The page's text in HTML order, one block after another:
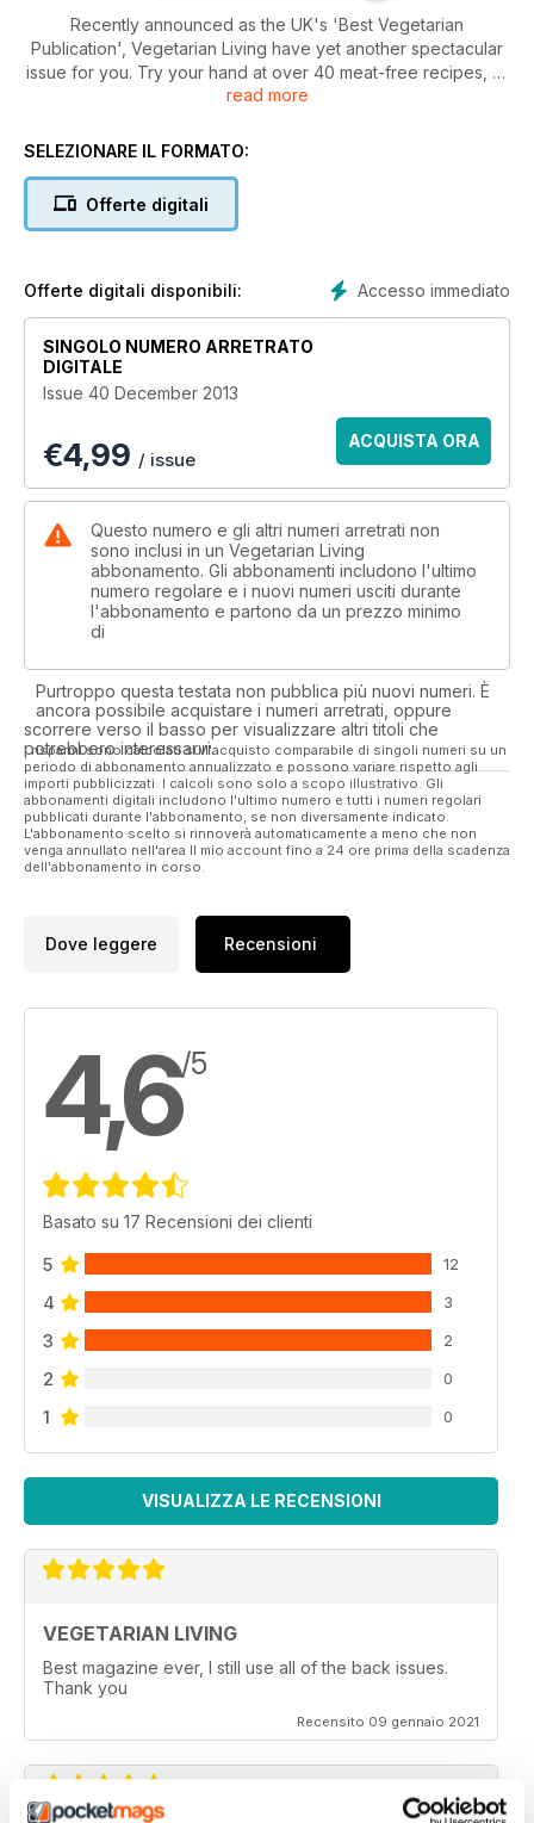
Recently announced as the UK's 'Best Vegetarian
Publication', Vegetarian Living have yet another spectacular
issue for you. Try your hand at over 40 meat-free recipes, or
take a break from the kitchen and enjoy our exclusive
Ballymaloe Cookery School. Darina's daughter-in-law Rachel
reveals how she rediscovered the Greek cuisine of her
childhood. If that wasn't enough, fans of BBC's Saturday
read more
SELEZIONARE IL FORMATO:
Offerte digitali
Accesso immediato
Offerte digitali disponibili:
SINGOLO NUMERO ARRETRATO
DIGITALE
Issue 40 December 2013
€4,99 / issue
ACQUISTA ORA
Questo numero e gli altri numeri arretrati non
sono inclusi in un Vegetarian Living
abbonamento. Gli abbonamenti includono l'ultimo
numero regolare e i nuovi numeri usciti durante
l'abbonamento e partono da un prezzo minimo
di
Purtroppo questa testata non pubblica più nuovi numeri. È
ancora possibile acquistare i numeri arretrati, oppure
scorrere verso il basso per visualizzare altri titoli che
potrebbero interessarvi.
I risparmi sono calcolati sull'acquisto comparabile di singoli numeri su un
periodo di abbonamento annualizzato e possono variare rispetto agli
importi pubblicizzati. I calcoli sono solo a scopo illustrativo. Gli
abbonamenti digitali includono l'ultimo numero e tutti i numeri regolari
pubblicati durante l'abbonamento, se non diversamente indicato.
L'abbonamento scelto si rinnoverà automaticamente a meno che non
venga annullato nell'area Il mio account fino a 24 ore prima della scadenza
dell'abbonamento in corso.
Dove leggere Recensioni
4,6/5
Basato su 17 Recensioni dei clienti
5 12
4 3
3 2
2 0
1 0
VISUALIZZA LE RECENSIONI
VEGETARIAN LIVING
Best magazine ever, I still use all of the back issues.
Thank you
Recensito 09 gennaio 2021